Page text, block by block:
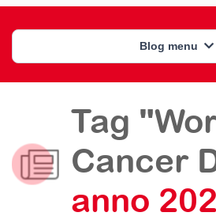
Blog menu
Tag
Cancer
anno